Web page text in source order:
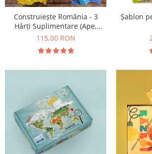
Construiește România - 3
Hărți Suplimentare (Ape,
Resurse, Vegetație și Faună)
115,00 RON
Șablon